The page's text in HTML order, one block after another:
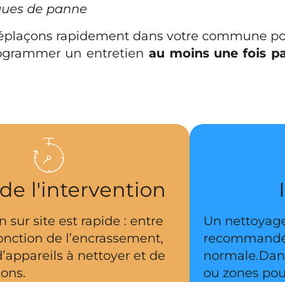
de panne
rapidement dans votre commune
un entretien au moins une fois
l'intervention
sur site est rapide : entre
de l’encrassement,
à nettoyer et de
Un
ou zones